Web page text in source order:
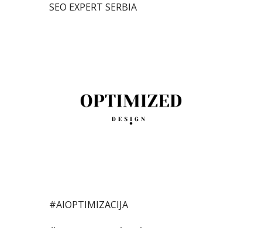
SEO EXPERT SERBIA
#AIOPTIMIZACIJA